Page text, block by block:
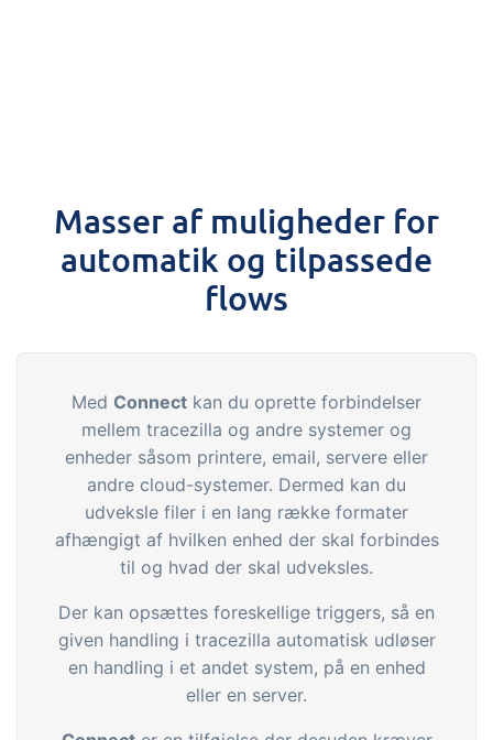
Masser af muligheder for
automatik og tilpassede
flows
Med Connect kan du oprette forbindelser
mellem tracezilla og andre systemer og
enheder såsom printere, email, servere eller
andre cloud-systemer. Dermed kan du
udveksle filer i en lang række formater
afhængigt af hvilken enhed der skal forbindes
til og hvad der skal udveksles.
Der kan opsættes foreskellige triggers, så en
given handling i tracezilla automatisk udløser
en handling i et andet system, på en enhed
eller en server.